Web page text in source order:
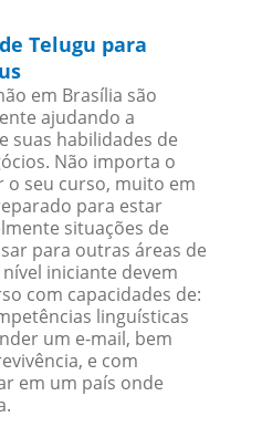
Telugu para
em Brasília são
ajudando a
suas habilidades de
Não importa o
o seu curso, muito em
para estar
situações de
para outras áreas de
iniciante devem
com capacidades de:
linguísticas
um e-mail, bem
e com
em um país onde